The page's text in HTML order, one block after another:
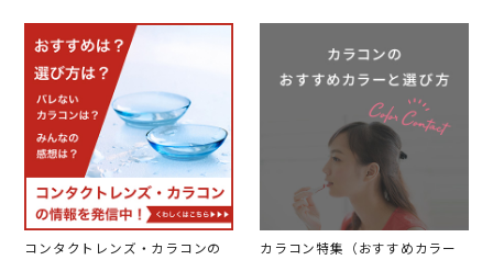
コンタクトレンズ・カラコンの
カラコン特集（おすすめカラー